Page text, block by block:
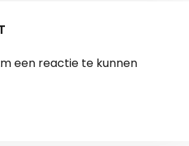
een reactie te kunnen